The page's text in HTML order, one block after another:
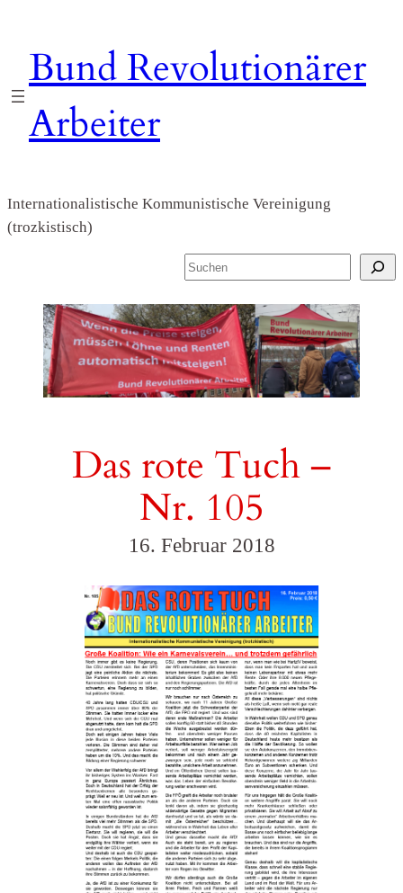
springen
Bund Revolutionärer
Arbeiter
Internationalistische Kommunistische Vereinigung
(trozkistisch)
S
c
h
e
n
Das rote Tuch –
Nr. 105
16. Februar 2018